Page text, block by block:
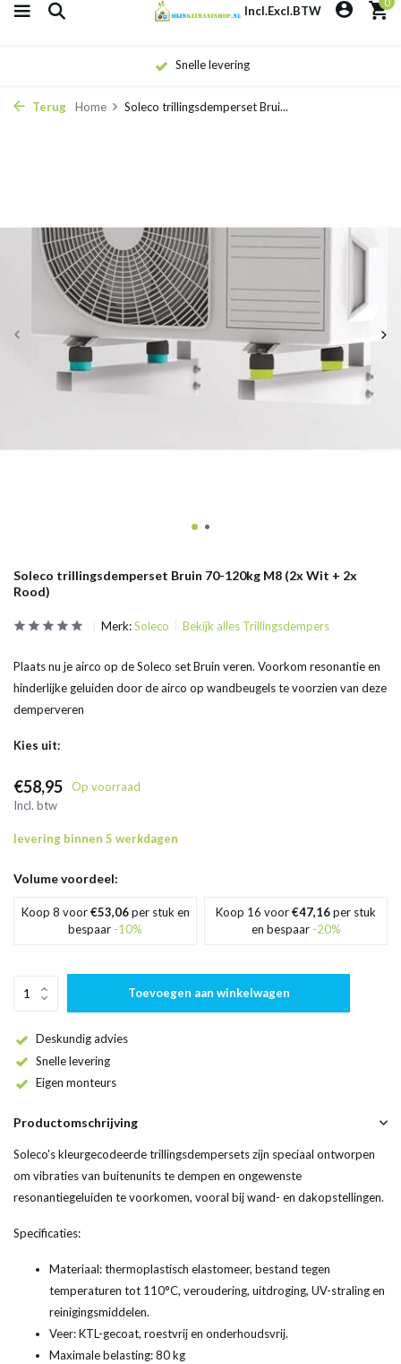
Incl.Excl.BTW
Snelle levering
Terug Home Soleco trillingsdemperset Brui...
Soleco trillingsdemperset Bruin 70-120kg M8 (2x Wit + 2x
Rood)
Merk:Soleco Bekijk alles Trillingsdempers
Plaats nu je airco op de Soleco set Bruin veren. Voorkom resonantie en
hinderlijke geluiden door de airco op wandbeugels te voorzien van deze
demperveren
Kies uit:
€58,95
Op voorraad
Incl. btw
levering binnen 5 werkdagen
Volume voordeel:
Koop 8 voor€53,06per stuk en
bespaar -10%
Koop 16 voor€47,16per stuk
en bespaar -20%
Toevoegen aan winkelwagen
Deskundig advies
Snelle levering
Eigen monteurs
Productomschrijving
Soleco's kleurgecodeerde trillingsdempersets zijn speciaal ontworpen
om vibraties van buitenunits te dempen en ongewenste
resonantiegeluiden te voorkomen, vooral bij wand- en dakopstellingen.
Specificaties:
Materiaal: thermoplastisch elastomeer, bestand tegen
temperaturen tot 110°C, veroudering, uitdroging, UV-straling en
reinigingsmiddelen.
Veer: KTL-gecoat, roestvrij en onderhoudsvrij.
Maximale belasting: 80 kg